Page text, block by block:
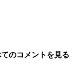
のコメントを見る